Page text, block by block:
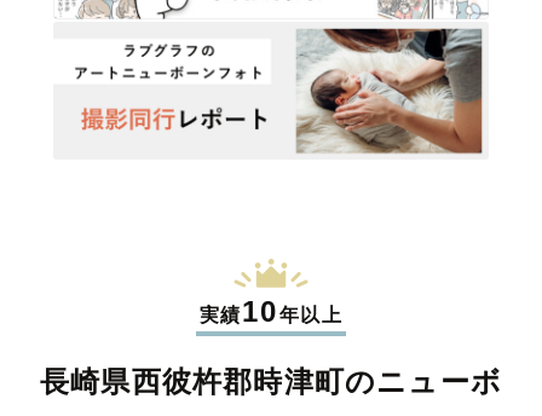
実績10年以上
長崎県西彼杵郡時津町のニューボ